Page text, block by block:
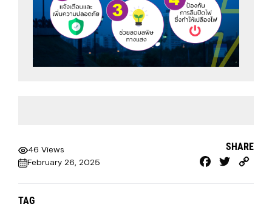
46 Views
February 26, 2025
SHARE
Facebook
Twitter
TAG